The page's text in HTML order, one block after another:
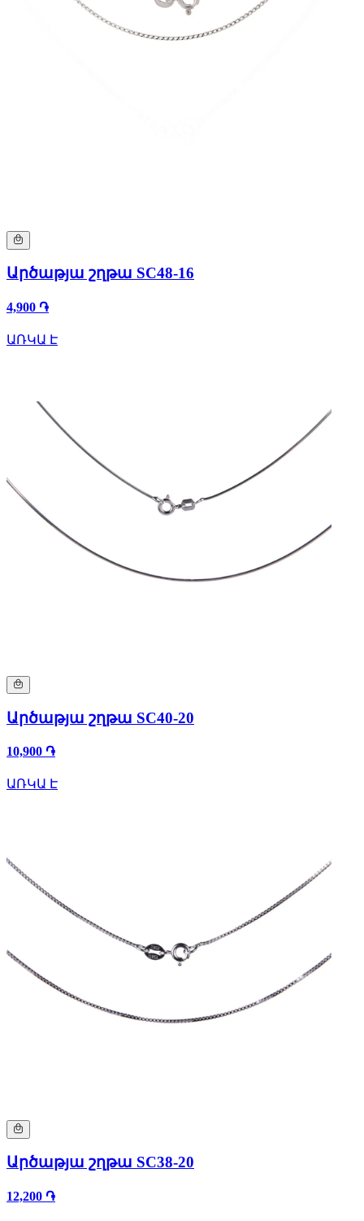
Արծաթյա շղթա SC48-16
4,900 ֏
ԱՌԿԱ Է
Արծաթյա շղթա SC40-20
10,900 ֏
ԱՌԿԱ Է
Արծաթյա շղթա SC38-20
12,200 ֏